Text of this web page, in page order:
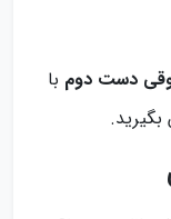
دست دوم با